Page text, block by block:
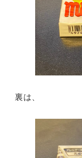
裏は、